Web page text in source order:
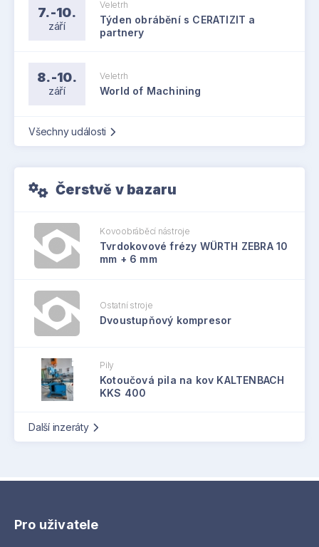
7.-10.
září
Veletrh
Týden obrábění s CERATIZIT a
partnery
8.-10.
září
Veletrh
World of Machining
Všechny události
Čerstvě v bazaru
Kovoobráběcí nástroje
Tvrdokovové frézy WÜRTH ZEBRA 10
mm + 6 mm
Ostatní stroje
Dvoustupňový kompresor
Pily
Kotoučová pila na kov KALTENBACH
KKS 400
Další inzeráty
Pro uživatele